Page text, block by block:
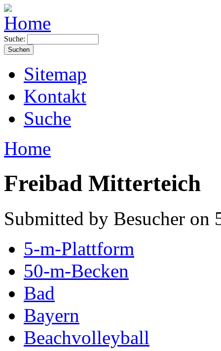
Suche:
Sitemap
Kontakt
Suche
Home
Freibad Mitterteich
Submitted by Besucher
5-m-Plattform
50-m-Becken
Bad
Bayern
Beachvolleyball